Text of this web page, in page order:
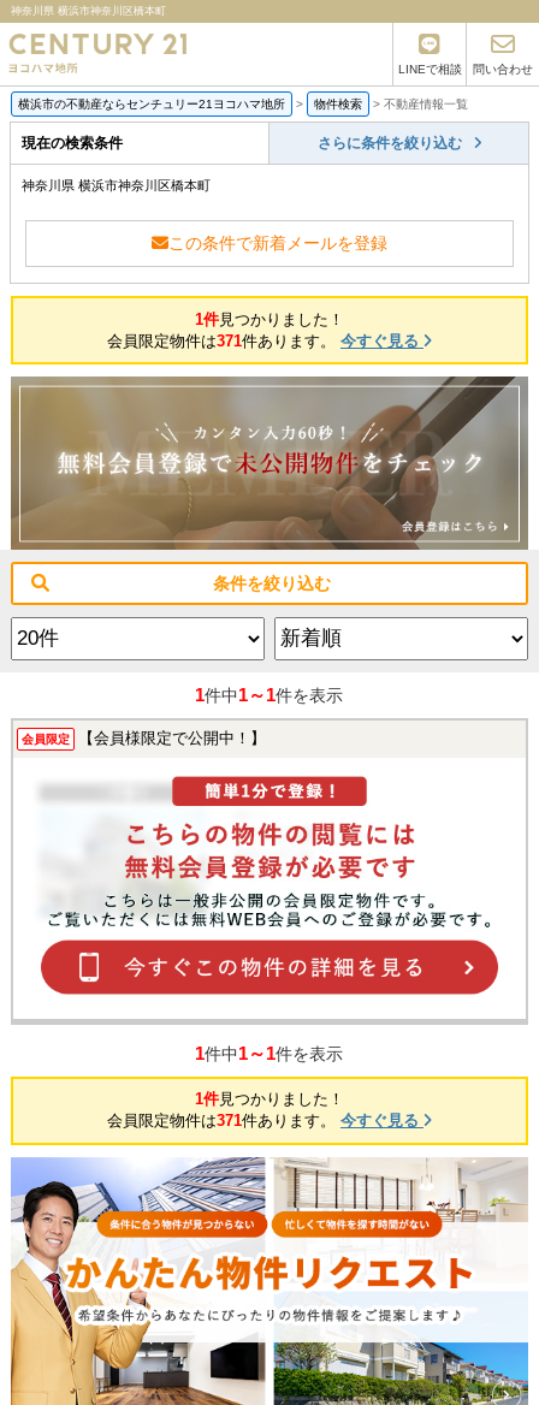
神奈川県 横浜市神奈川区橋本町
LINEで相談 問い合わせ
横浜市の不動産ならセンチュリー21ヨコハマ地所 > 物件検索 > 不動産情報一覧
現在の検索条件 さらに条件を絞り込む
神奈川県 横浜市神奈川区橋本町
この条件で新着メールを登録
1件見つかりました！
会員限定物件は371件あります。 今すぐ見る
条件を絞り込む
1件中1～1件を表示
会員限定 【会員様限定で公開中！】
1件中1～1件を表示
1件見つかりました！
会員限定物件は371件あります。 今すぐ見る